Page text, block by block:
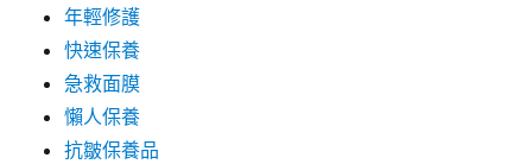
年輕修護
快速保養
急救面膜
懶人保養
抗皺保養品